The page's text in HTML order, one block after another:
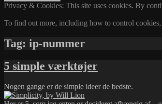
Privacy & Cookies: This site uses cookies. By
To find out more, including how to control cookies,
Tag: ip-nummer
5 simple værktøjer
Nogen gange er de simple ideer de bedste.